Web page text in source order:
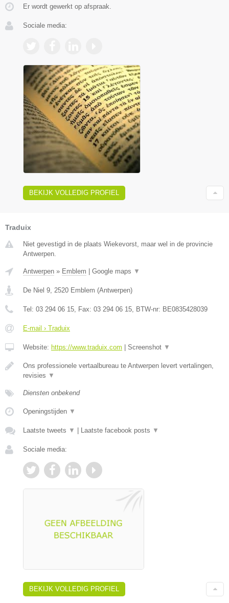
Er wordt gewerkt op afspraak.
Sociale media:
BEKIJK VOLLEDIG PROFIEL
Traduix
Niet gevestigd in de plaats Wiekevorst, maar wel in de provincie
Antwerpen.
Antwerpen » Emblem | Google maps ▼
De Niel 9 2520 Emblem (Antwerpen)
Tel: 03 294 06 15 , Fax: 03 294 06 15 , BTW-nr: BE0835428039
E-mail › Traduix
Website: https://www.traduix.com | Screenshot ▼
Ons professionele vertaalbureau te Antwerpen levert vertalingen,
revisies ▼
Diensten onbekend
Openingstijden ▼
Laatste tweets ▼ | Laatste facebook posts ▼
Sociale media:
BEKIJK VOLLEDIG PROFIEL